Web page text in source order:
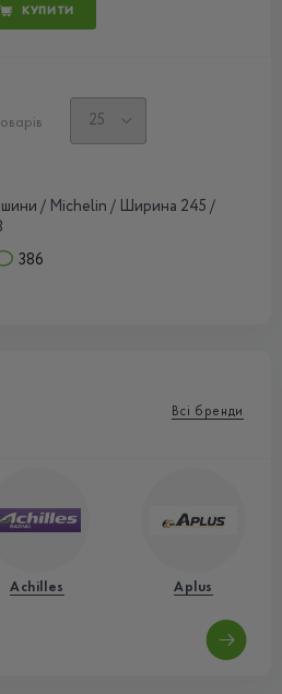
КУПИТИ
шини / Michelin / Ширина 245 /
386
Всі бренди
Achilles Aplus